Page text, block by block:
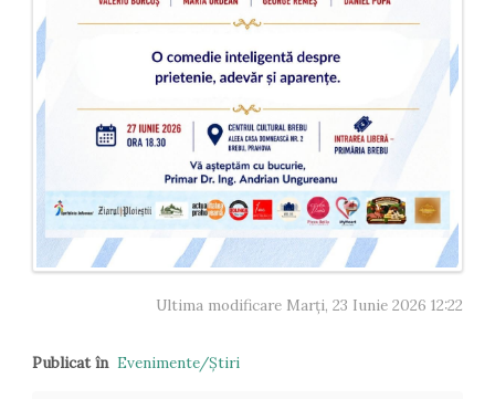
Ultima modificare Marți, 23 Iunie 2026 12:22
Publicat în Evenimente/Ştiri